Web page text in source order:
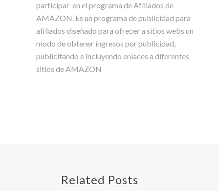
participar en el programa de Afíliados de
AMAZON. Es un programa de publicidad para
afiliados diseñado para ofrecer a sitios webs un
modo de obtener ingresos por publicidad,
publicitando e incluyendo enlaces a diferentes
sitios de AMAZON
Related Posts